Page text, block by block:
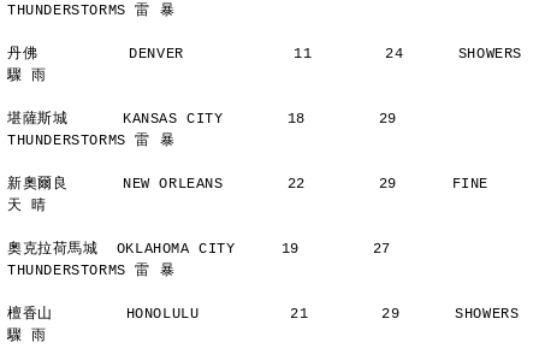
THUNDERSTORMS 雷 暴
丹佛          DENVER            11        24      SHOWERS
驟 雨
堪薩斯城      KANSAS CITY       18        29
THUNDERSTORMS 雷 暴
新奧爾良      NEW ORLEANS       22        29      FINE
天 晴
奧克拉荷馬城  OKLAHOMA CITY     19        27
THUNDERSTORMS 雷 暴
檀香山        HONOLULU          21        29      SHOWERS
驟 雨